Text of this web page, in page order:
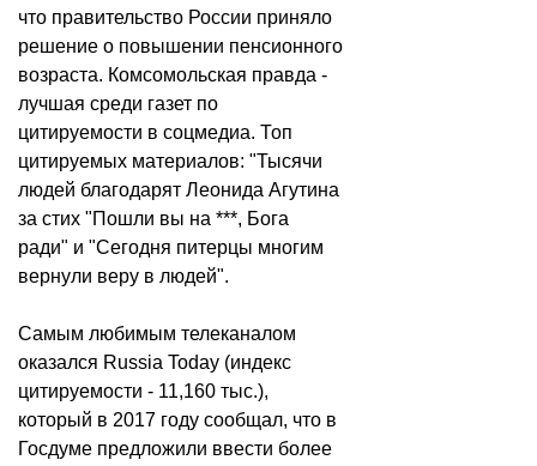
что правительство России приняло
решение о повышении пенсионного
возраста. Комсомольская правда -
лучшая среди газет по
цитируемости в соцмедиа. Топ
цитируемых материалов: "Тысячи
людей благодарят Леонида Агутина
за стих "Пошли вы на ***, Бога
ради" и "Сегодня питерцы многим
вернули веру в людей".
Самым любимым телеканалом
оказался Russia Today (индекс
цитируемости - 11,160 тыс.),
который в 2017 году сообщал, что в
Госдуме предложили ввести более